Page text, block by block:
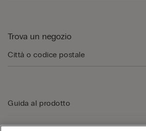
Trova un negozio
Guida al prodotto